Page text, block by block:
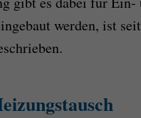
werden, ist